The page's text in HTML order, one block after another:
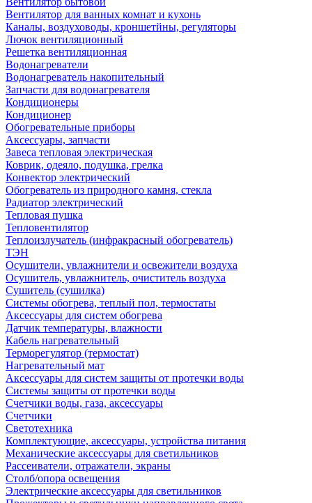
Вентилятор для ванных комнат и кухонь
Каналы, воздуховоды, кроншетйны, регуляторы
Лючок вентиляционный
Решетка вентиляционная
Водонагреватели
Водонагреватель накопительный
Запчасти для водонагревателя
Кондиционеры
Кондиционер
Обогревательные приборы
Аксессуары, запчасти
Завеса тепловая электрическая
Коврик, одеяло, подушка, грелка
Конвектор электрический
Обогреватель из природного камня, стекла
Радиатор электрический
Тепловая пушка
Тепловентилятор
Теплоизлучатель (инфракрасный обогреватель)
ТЭН
Осушители, увлажнители и освежители воздуха
Осушитель, увлажнитель, очиститель воздуха
Сушитель (сушилка)
Системы обогрева, теплый пол, термостаты
Аксессуары для систем обогрева
Датчик температуры, влажности
Кабель нагревательный
Терморегулятор (термостат)
Нагревательный мат
Аксессуары для систем защиты от протечки воды
Системы защиты от протечки воды
Счетчики воды, газа, аксессуары
Счетчики
Светотехника
Комплектующие, аксессуары, устройства питания
Механические аксессуары для светильников
Рассеиватели, отражатели, экраны
Столб/опора освещения
Электрические аксессуары для светильников